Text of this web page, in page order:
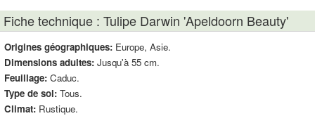
Fiche technique : Tulipe Darwin 'Apeldoorn Beauty'
Origines géographiques: Europe, Asie.
Dimensions adultes: Jusqu'à 55 cm.
Feuillage: Caduc.
Type de sol: Tous.
Climat: Rustique.